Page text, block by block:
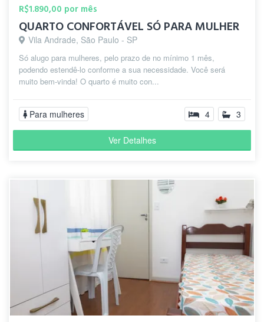
R$1.890,00 por mês
QUARTO CONFORTÁVEL SÓ PARA MULHER
Vila Andrade, São Paulo - SP
Só alugo para mulheres, pelo prazo de no mínimo 1 mês,
podendo estendê-lo conforme a sua necessidade. Você será
muito bem-vinda! O quarto é muito con...
Para mulheres 4 3
Ver Detalhes